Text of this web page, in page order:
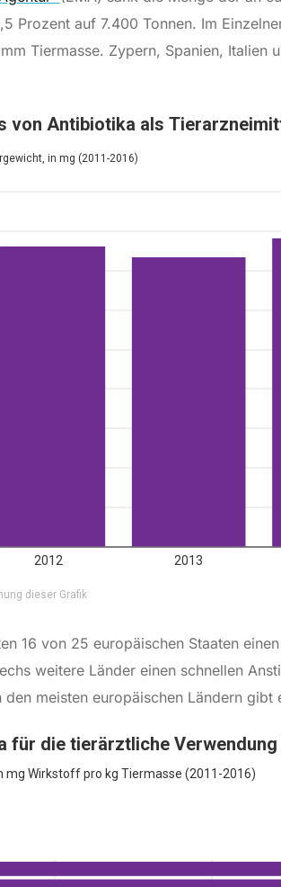
Prozent auf 7.400 Tonnen. Im
Tiermasse. Zypern, Spanien,
16 von 25 europäischen Staaten
weitere Länder einen schnellen
meisten europäischen Ländern